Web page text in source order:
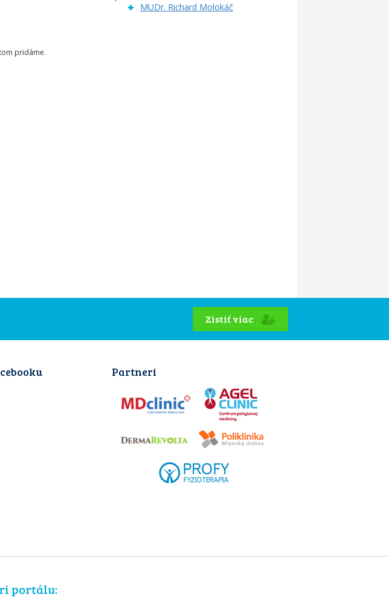
pridáme.
MUDr. Richard Molokáč
Zistiť viac
Partneri
portálu: